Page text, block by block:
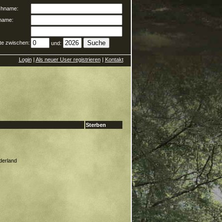
zwischen: und:
Login| Als neuer User registrieren| Kontakt
Sterben